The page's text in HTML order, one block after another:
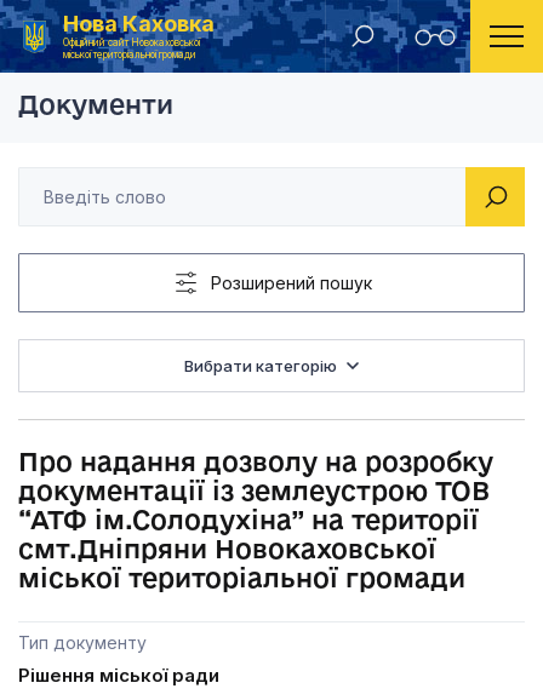
Нова Каховка
Офіційний сайт Новокаховської
міської територіальної громади
Головна Рішення Новокаховської міської ради 2018 рік Про надання
Документи
Розширений пошук
Вибрати категорію
Про надання дозволу на розробку
документації із землеустрою ТОВ
“АТФ ім.Солодухіна” на території
смт.Дніпряни Новокаховської
міської територіальної громади
Тип документу
Рішення міської ради